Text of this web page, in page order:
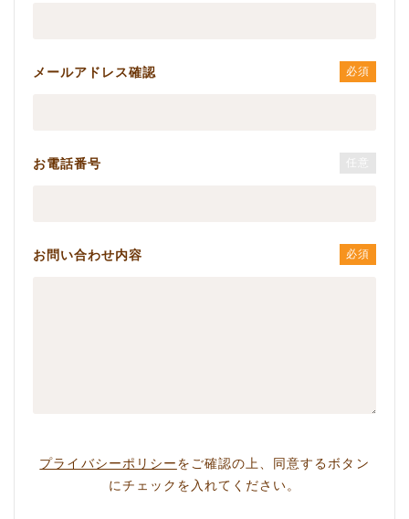
メールアドレス確認 必須
お電話番号 任意
お問い合わせ内容 必須
プライバシーポリシーをご確認の上、同意するボタン
にチェックを入れてください。